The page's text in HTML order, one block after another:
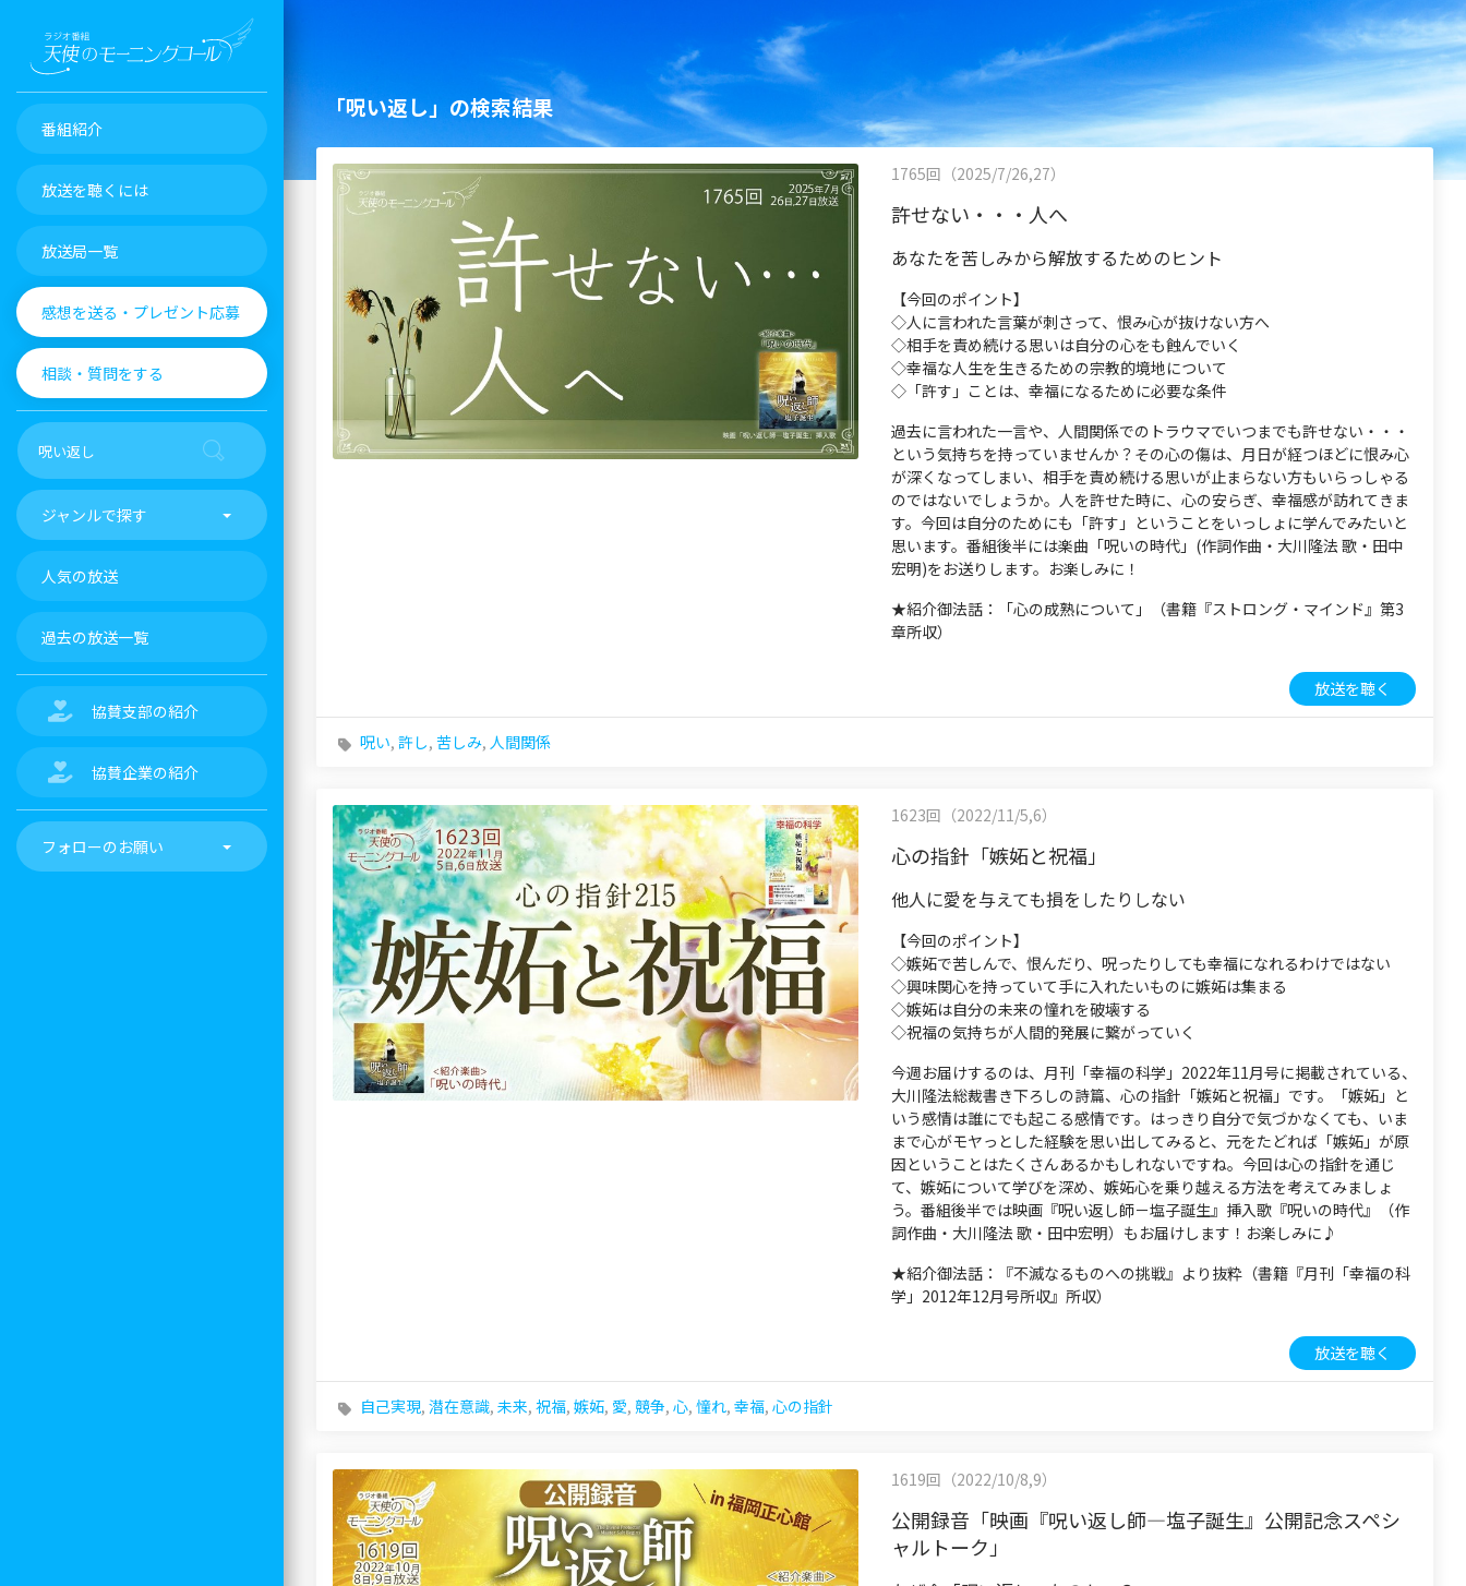
番組紹介
放送を聴くには
放送局一覧
感想を送る・プレゼント応募
相談・質問をする
ジャンルで探す
人気の放送
過去の放送一覧
協賛支部の紹介
協賛企業の紹介
フォローのお願い
「呪い返し」の検索結果
1765回（2025/7/26,27）
許せない・・・人へ
あなたを苦しみから解放するためのヒント
【今回のポイント】
◇人に言われた言葉が刺さって、恨み心が抜けない方へ
◇相手を責め続ける思いは自分の心をも蝕んでいく
◇幸福な人生を生きるための宗教的境地について
◇「許す」ことは、幸福になるために必要な条件
過去に言われた一言や、人間関係でのトラウマでいつまでも許せない・・・
という気持ちを持っていませんか？その心の傷は、月日が経つほどに恨み心
が深くなってしまい、相手を責め続ける思いが止まらない方もいらっしゃる
のではないでしょうか。人を許せた時に、心の安らぎ、幸福感が訪れてきま
す。今回は自分のためにも「許す」ということをいっしょに学んでみたいと
思います。番組後半には楽曲「呪いの時代」(作詞作曲・大川隆法 歌・田中
宏明)をお送りします。お楽しみに！
★紹介御法話：「心の成熟について」（書籍『ストロング・マインド』第3
章所収）
放送を聴く
呪い, 許し, 苦しみ, 人間関係
1623回（2022/11/5,6）
心の指針「嫉妬と祝福」
他人に愛を与えても損をしたりしない
【今回のポイント】
◇嫉妬で苦しんで、恨んだり、呪ったりしても幸福になれるわけではない
◇興味関心を持っていて手に入れたいものに嫉妬は集まる
◇嫉妬は自分の未来の憧れを破壊する
◇祝福の気持ちが人間的発展に繋がっていく
今週お届けするのは、月刊「幸福の科学」2022年11月号に掲載されている、
大川隆法総裁書き下ろしの詩篇、心の指針「嫉妬と祝福」です。「嫉妬」と
いう感情は誰にでも起こる感情です。はっきり自分で気づかなくても、いま
まで心がモヤっとした経験を思い出してみると、元をたどれば「嫉妬」が原
因ということはたくさんあるかもしれないですね。今回は心の指針を通じ
て、嫉妬について学びを深め、嫉妬心を乗り越える方法を考えてみましょ
う。番組後半では映画『呪い返し師－塩子誕生』挿入歌『呪いの時代』（作
詞作曲・大川隆法 歌・田中宏明）もお届けします！お楽しみに♪
★紹介御法話：『不滅なるものへの挑戦』より抜粋（書籍『月刊「幸福の科
学」2012年12月号所収』所収）
放送を聴く
自己実現, 潜在意識, 未来, 祝福, 嫉妬, 愛, 競争, 心, 憧れ, 幸福, 心の指針
1619回（2022/10/8,9）
公開録音「映画『呪い返し師―塩子誕生』公開記念スペシ
ャルトーク」